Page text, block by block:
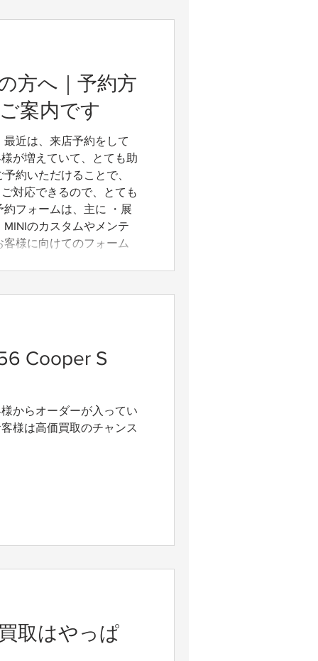
方へ｜予約方
案内です
近は、来店予約をして
が増えていて、とても助
約いただけることで、
対応できるので、とても
フォームは、主に ・展
のカスタムやメンテ
様に向けてのフォーム
何度かありました。 プ
いることも多いため、
いる可能性がございま
ご予約いただければ、
定をご希望の方は、必
】からご予約をお願いい
します！！
Cooper S
からオーダーが入ってい
様は高価買取のチャンス
取はやっぱ